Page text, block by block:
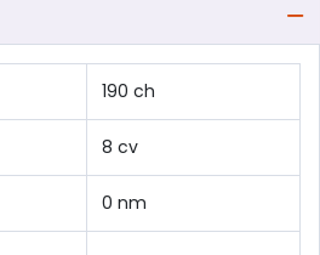
190 ch
8 cv
0 nm